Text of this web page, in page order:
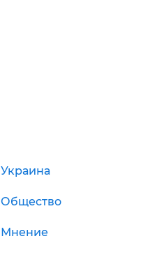
Украина
Общество
Мнение